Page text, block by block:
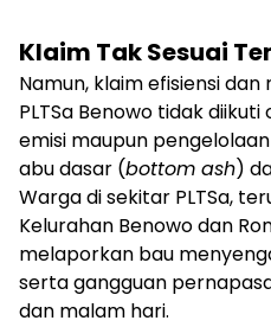
Klaim Tak Sesuai
Namun, klaim efisiensi
PLTSa Benowo tidak
emisi maupun
abu dasar (bottom ash)
Warga di sekitar PLTSa,
Kelurahan Benowo dan
melaporkan bau
serta gangguan
dan malam hari.